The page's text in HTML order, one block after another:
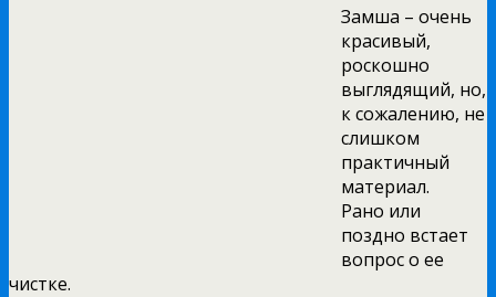
Замша – очень
красивый,
роскошно
выглядящий, но,
к сожалению, не
слишком
практичный
материал.
Рано или
поздно встает
вопрос о ее
чистке.